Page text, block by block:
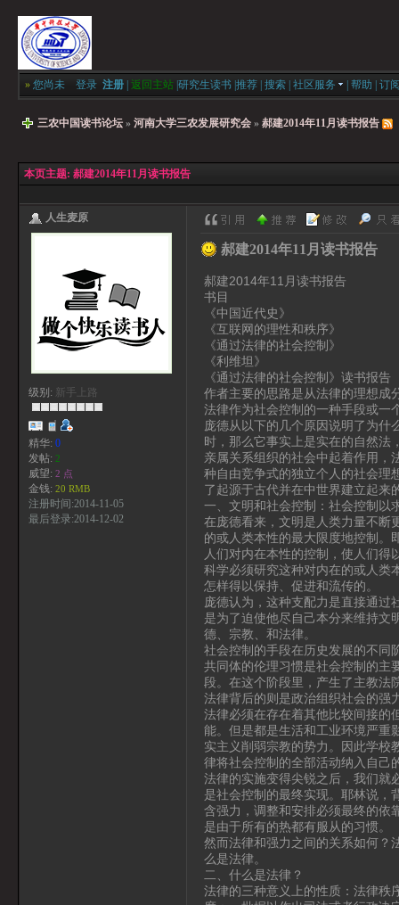
» 您尚未 登录 注册 返回主站 研究生读书 推荐 搜索 社区服务 帮助 订
三农中国读书论坛 » 河南大学三农发展研究会 » 郝建2014年11月读书报告
本页主题: 郝建2014年11月读书报告
人生麦原
级别: 新手上路
精华: 0
发帖: 2
威望: 2 点
金钱: 20 RMB
注册时间:2014-11-05
最后登录:2014-12-02
郝建2014年11月读书报告
郝建2014年11月读书报告
书目
《中国近代史》
《互联网的理性和秩序》
《通过法律的社会控制》
《利维坦》
《通过法律的社会控制》读书报告
作者主要的思路是从法律的理想成
法律作为社会控制的一种手段或一
庞德从以下的几个原因说明了为什
时，那么它事实上是实在的自然法
亲属关系组织的社会中起着作用，
种自由竞争式的独立个人的社会理
了起源于古代并在中世界建立起来
一、文明和社会控制：社会控制以
在庞德看来，文明是人类力量不断
的或人类本性的最大限度地控制。
人们对内在本性的控制，使人们
科学必须研究这种对内在的或人
怎样得以保持、促进和流传的。
庞德认为，这种支配力是直接通过
是为了迫使他尽自己本分来维持文
德、宗教、和法律。
社会控制的手段在历史发展的不同
共同体的伦理习惯是社会控制的主
段。在这个阶段里，产生了主教法
法律背后的则是政治组织社会的强
法律必须在存在着其他比较间接
能。但是都是生活和工业环境严重
实主义削弱宗教的势力。因此学校
律将社会控制的全部活动纳入自己
法律的实施变得尖锐之后，我们就
是社会控制的最终实现。耶林说
含强力，调整和安排必须最终的依
是由于所有的热都有服从的习惯。
然而法律和强力之间的关系如何？
么是法律。
二、什么是法律？
法律的三种意义上的性质：法律秩